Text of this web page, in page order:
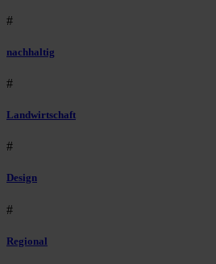
#
nachhaltig
#
Landwirtschaft
#
Design
#
Regional